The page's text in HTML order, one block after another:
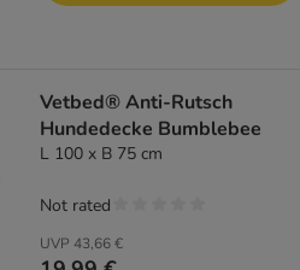
Vetbed® Anti-Rutsch
Hundedecke Bumblebee
L 100 x B 75 cm
UVP 43,66 €
Not rated